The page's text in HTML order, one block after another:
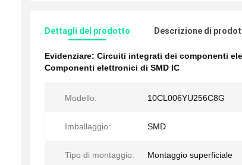
Dettagli del prodotto Descrizione di
Evidenziare: Circuiti integrati dei componenti
Componenti elettronici di SMD IC
Modello: 10CL006YU256C8G
Imballaggio: SMD
Tipo di montaggio: Montaggio superficiale